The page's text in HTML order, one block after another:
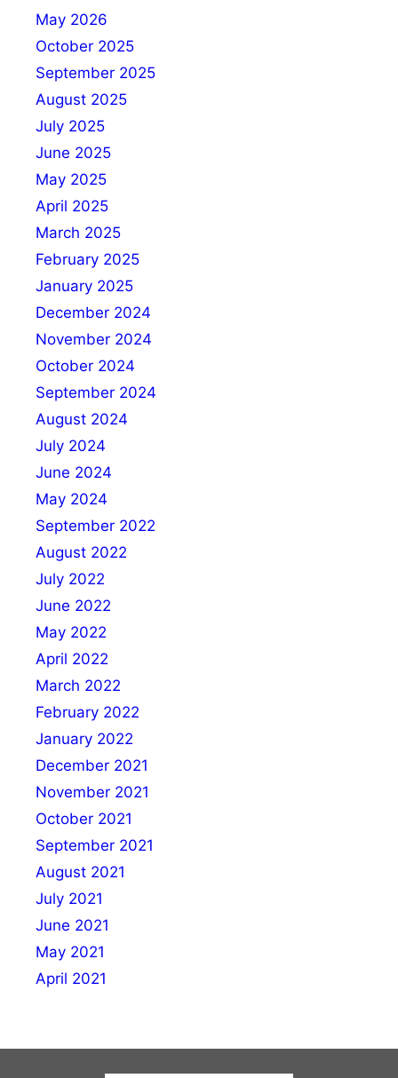
May 2026
October 2025
September 2025
August 2025
July 2025
June 2025
May 2025
April 2025
March 2025
February 2025
January 2025
December 2024
November 2024
October 2024
September 2024
August 2024
July 2024
June 2024
May 2024
September 2022
August 2022
July 2022
June 2022
May 2022
April 2022
March 2022
February 2022
January 2022
December 2021
November 2021
October 2021
September 2021
August 2021
July 2021
June 2021
May 2021
April 2021